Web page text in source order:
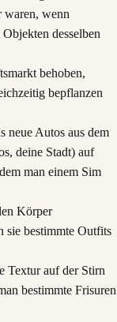
waren, wenn
desselben
behoben,
bepflanzen
neue Autos aus dem
deine Stadt) auf
man einem Sim
Körper
sie bestimmte Outfits
Textur auf der Stirn
bestimmte Frisuren